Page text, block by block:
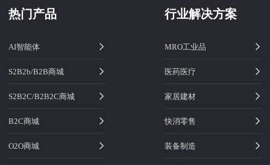
热门产品
AI智能体
S2B2b/B2B商城
S2B2C/B2B2C商城
B2C商城
O2O商城
行业解决方案
MRO工业品
医药医疗
家居建材
快消零售
装备制造